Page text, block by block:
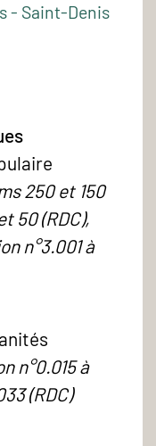
- Saint-Denis
250 et 150
50 (RDC),
n°3.001 à
n°0.015 à
(RDC)